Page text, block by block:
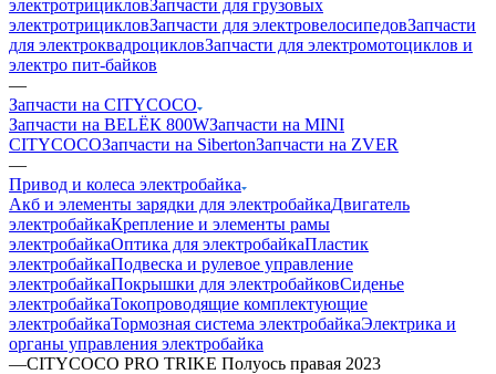
электротрицикловЗапчасти для грузовых
электротрицикловЗапчасти для электровелосипедовЗапчасти
для электроквадроцикловЗапчасти для электромотоциклов и
электро пит-байков
—
Запчасти на CITYCOCO
Запчасти на BELЁК 800WЗапчасти на MINI
CITYCOCOЗапчасти на SibertonЗапчасти на ZVER
—
Привод и колеса электробайка
Акб и элементы зарядки для электробайкаДвигатель
электробайкаКрепление и элементы рамы
электробайкаОптика для электробайкаПластик
электробайкаПодвеска и рулевое управление
электробайкаПокрышки для электробайковСиденье
электробайкаТокопроводящие комплектующие
электробайкаТормозная система электробайкаЭлектрика и
органы управления электробайка
—CITYCOCO PRO TRIKE Полуось правая 2023